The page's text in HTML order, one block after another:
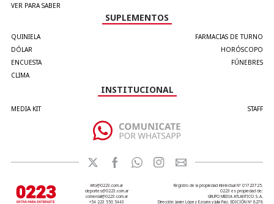
VER PARA SABER
SUPLEMENTOS
QUINIELA
DÓLAR
ENCUESTA
CLIMA
FARMACIAS DE TURNO
HORÓSCOPO
FÚNEBRES
INSTITUCIONAL
MEDIA KIT STAFF
info@0223.com.ar
deportes@0223.com.ar
comercial@0223.com.ar
+54 223 550 5443
Registro de la propiedad intelectual Nº 01723725.
0223 es propiedad de:
GRUPO MEDIA ATLANTICO S.A.
Dirección: Javier López Ezcurra y Julia Paiz. EDICIÓN Nº 8278